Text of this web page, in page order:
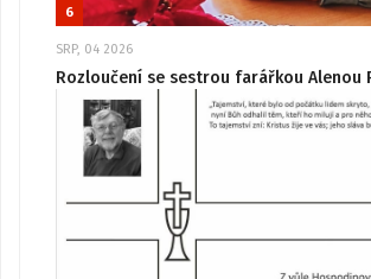
6
SRP, 04 2026
Rozloučení se sestrou farářkou Alenou